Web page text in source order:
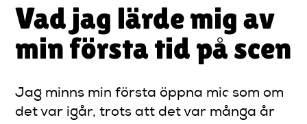
Vad jag lärde mig av
min första tid på scen
Jag minns min första öppna mic som om
det var igår, trots att det var många år